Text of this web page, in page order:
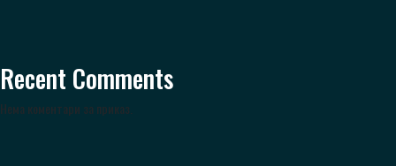
Recent Comments
Нема коментари за приказ.